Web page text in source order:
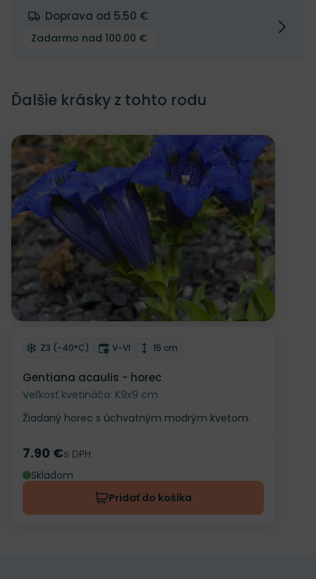
Doprava od 5.50 €
Zadarmo nad 100.00 €
Ďalšie krásky z tohto rodu
Odober do zoznamu želaní
Mrazuvzdornosť
Z3 (-40°C) Doba kvitnutia
V-VI Výška rastliny
15 cm
Gentiana acaulis - horec
Veľkosť kvetináča: K9x9 cm
Žiadaný horec s úchvatným modrým kvetom.
Cena
7.90 €s DPH
Skladom
Pridať do košíka